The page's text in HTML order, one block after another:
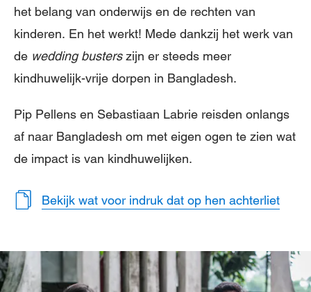
het belang van onderwijs en de rechten van
kinderen. En het werkt! Mede dankzij het werk van
de wedding busterszijn er steeds meer
kindhuwelijk-vrije dorpen in Bangladesh.
Pip Pellens en Sebastiaan Labrie reisden onlangs
af naar Bangladesh om met eigen ogen te zien wat
de impact is van kindhuwelijken.
Bekijk wat voor indruk dat op hen achterliet